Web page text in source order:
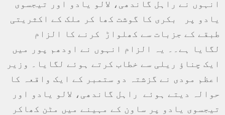
انہوں نے راہل گاندھی، لالو یادو اور تیجسوی
یادو پر بکری کا گوشت کھا کر ملک کے اکثریتی
طبقے کے جزبات سے کھلواڑ کرنے کا الزام
لگایا ہے۔۔ یہ الزام انہوں نے اودھم پور میں
ایک چناؤ ریلی سے خطاب کرتے ہوئے لگایا۔ وزیر
اعظم مودی نے گزشتہ دو ستمبر کے ایک واقعہ کا
حوالہ دیتے ہوئے راہل گاندھی، لالو یادو اور
تیجسوی یادو پر ساون کے مہینے میں مٹن کھاکر